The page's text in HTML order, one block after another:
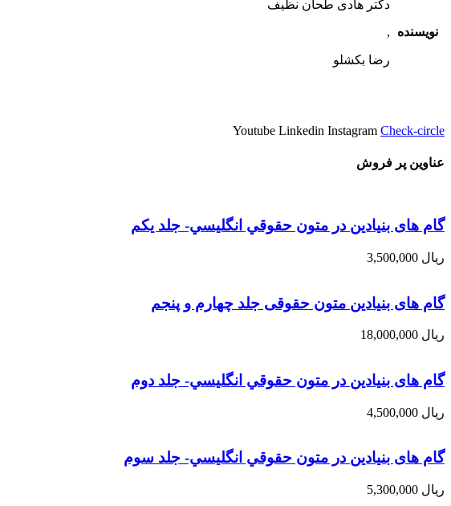
نویسنده
دکتر هادی طحان نظیف
,
رضا بکشلو
Youtube Linkedin Instagram Check-circle
عناوین پر فروش
گام های بنیادین در متون حقوقي انگليسي- جلد يكم
ریال
گام های بنیادین متون حقوقی جلد چهارم و پنجم
ریال
گام های بنیادین در متون حقوقي انگليسي- جلد دوم
ریال
گام های بنیادین در متون حقوقي انگليسي- جلد سوم
ریال